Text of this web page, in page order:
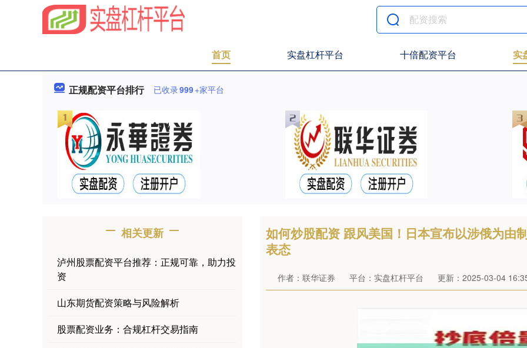
首页 实盘杠杆平台 十倍配资平台 实
正规配资平台排行 已收录999+家平台
如何炒股配资 跟风美国！日本宣布以涉俄为由
表态
作者：联华证券 平台：实盘杠杆平台 更新：2025-03-04
相关更新
泸州股票配资平台推荐：正规可靠，助力投
资
山东期货配资策略与风险解析
股票配资业务：合规杠杆交易指南